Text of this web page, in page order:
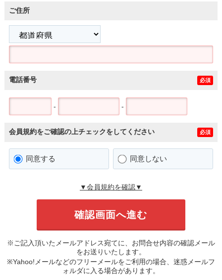
ご住所
電話番号 必須
- -
会員規約をご確認の上チェックをしてください 必須
同意する 同意しない
▼会員規約を確認▼
※ご記入頂いたメールアドレス宛てに、お問合せ内容の確認メール
をお送りいたします。
※Yahoo!メールなどのフリーメールをご利用の場合、迷惑メールフ
ォルダに入る場合があります。